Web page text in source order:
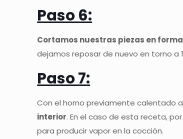
Paso 6:
Cortamos nuestras piezas en
dejamos reposar de nuevo en torno a
Paso 7:
Con el horno previamente calentado a
interior. En el caso de esta receta,
para producir vapor en la cocción.